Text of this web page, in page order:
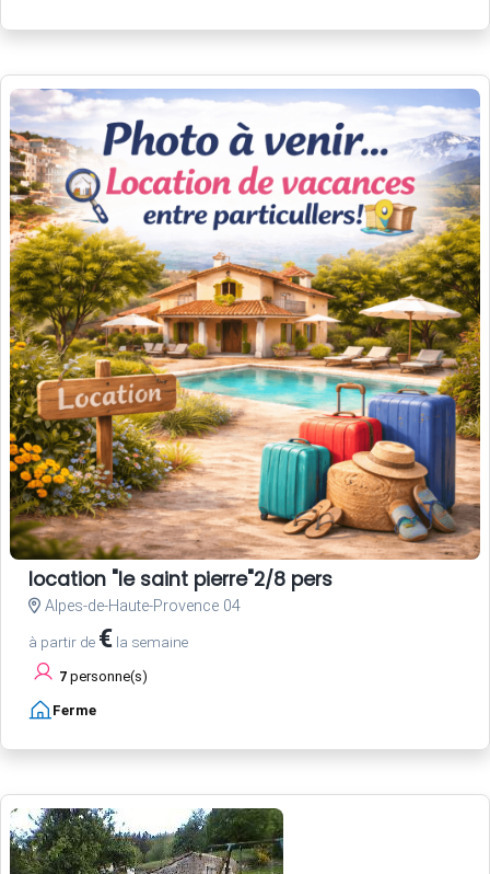
location "le saint pierre"2/8 pers
Alpes-de-Haute-Provence 04
à partir de € la semaine
7 personne(s)
Ferme